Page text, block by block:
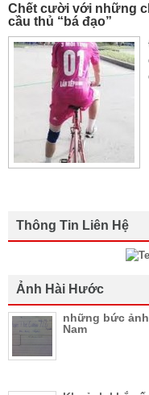
Chết cười với những
cầu thủ “bá đạo”
Thông Tin Liên Hệ
Ảnh Hài Hước
những bức
Nam